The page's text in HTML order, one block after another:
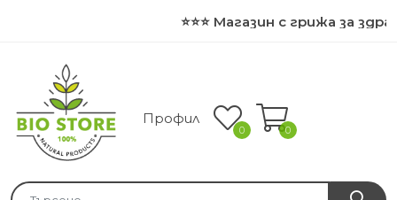
⭐⭐⭐ Магазин с грижа за
Профил
0 0